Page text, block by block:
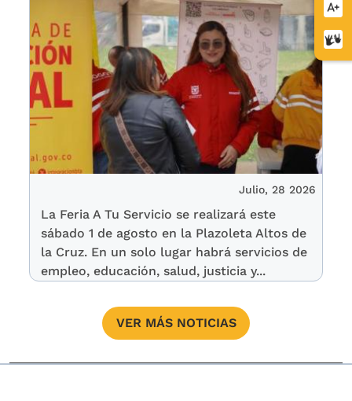
de
Julio, 28 2026
La Feria A Tu Servicio se realizará este
sábado 1 de agosto en la Plazoleta Altos de
la Cruz. En un solo lugar habrá servicios de
empleo, educación, salud, justicia y...
VER MÁS NOTICIAS